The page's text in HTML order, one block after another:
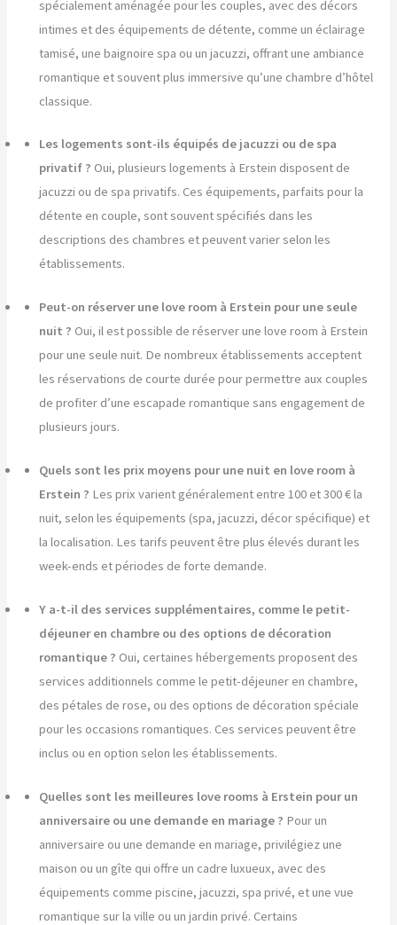
spécialement aménagée pour les couples, avec des décors
intimes et des équipements de détente, comme un éclairage
tamisé, une baignoire spa ou un jacuzzi, offrant une ambiance
romantique et souvent plus immersive qu’une chambre d’hôtel
classique.
Les logements sont-ils équipés de jacuzzi ou de spa
privatif ? Oui, plusieurs logements à Erstein disposent de
jacuzzi ou de spa privatifs. Ces équipements, parfaits pour la
détente en couple, sont souvent spécifiés dans les
descriptions des chambres et peuvent varier selon les
établissements.
Peut-on réserver une love room à Erstein pour une seule
nuit ? Oui, il est possible de réserver une love room à Erstein
pour une seule nuit. De nombreux établissements acceptent
les réservations de courte durée pour permettre aux couples
de profiter d’une escapade romantique sans engagement de
plusieurs jours.
Quels sont les prix moyens pour une nuit en love room à
Erstein ? Les prix varient généralement entre 100 et 300 € la
nuit, selon les équipements (spa, jacuzzi, décor spécifique) et
la localisation. Les tarifs peuvent être plus élevés durant les
week-ends et périodes de forte demande.
Y a-t-il des services supplémentaires, comme le petit-
déjeuner en chambre ou des options de décoration
romantique ? Oui, certaines hébergements proposent des
services additionnels comme le petit-déjeuner en chambre,
des pétales de rose, ou des options de décoration spéciale
pour les occasions romantiques. Ces services peuvent être
inclus ou en option selon les établissements.
Quelles sont les meilleures love rooms à Erstein pour un
anniversaire ou une demande en mariage ? Pour un
anniversaire ou une demande en mariage, privilégiez une
maison ou un gîte qui offre un cadre luxueux, avec des
équipements comme piscine, jacuzzi, spa privé, et une vue
romantique sur la ville ou un jardin privé. Certains